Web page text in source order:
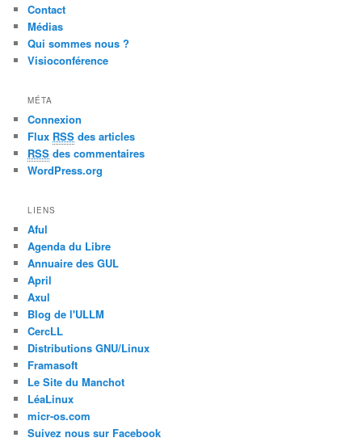
Contact
Médias
Qui sommes nous ?
Visioconférence
MÉTA
Connexion
Flux RSS des articles
RSS des commentaires
WordPress.org
LIENS
Aful
Agenda du Libre
Annuaire des GUL
April
Axul
Blog de l'ULLM
CercLL
Distributions GNU/Linux
Framasoft
Le Site du Manchot
LéaLinux
micr-os.com
Suivez nous sur Facebook